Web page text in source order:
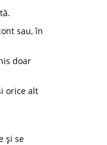
sau, în
doar
orice alt
și se